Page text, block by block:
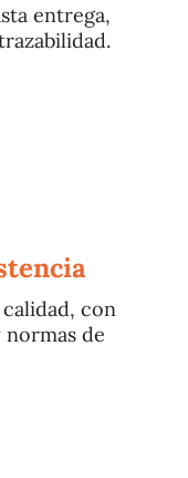
entrega,
con
de